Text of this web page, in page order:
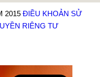
2015 ĐIỀU KHOẢN SỬ
RIÊNG TƯ